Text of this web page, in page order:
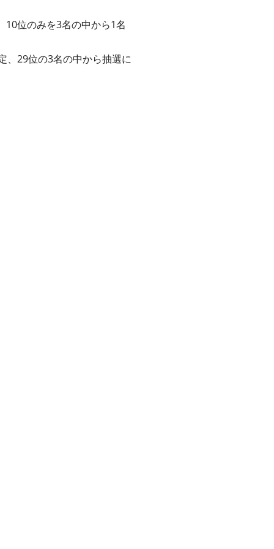
位のみを3名の中から1名
、29位の3名の中から抽選に